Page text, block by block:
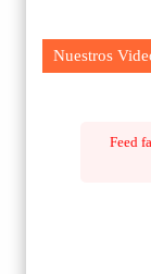
Nuestros
Feed